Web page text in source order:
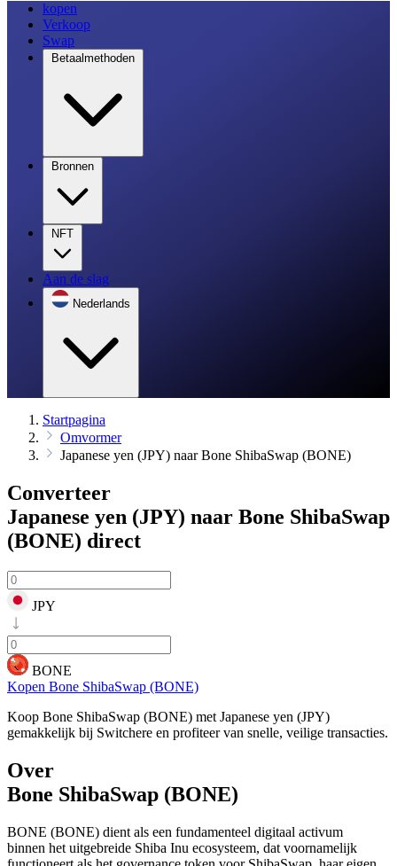
kopen
Verkoop
Swap
Betaalmethoden
Bronnen
NFT
Aan de slag
Nederlands
Startpagina
Omvormer
Japanese yen (JPY) naar Bone ShibaSwap (BONE)
Converteer
Japanese yen (JPY) naar Bone ShibaSwap
(BONE) direct
JPY
BONE
Kopen Bone ShibaSwap (BONE)
Koop Bone ShibaSwap (BONE) met Japanese yen (JPY)
gemakkelijk bij Switchere en profiteer van snelle, veilige transacties.
Over
Bone ShibaSwap (BONE)
BONE (BONE) dient als een fundamenteel digitaal activum
binnen het uitgebreide Shiba Inu ecosysteem, dat voornamelijk